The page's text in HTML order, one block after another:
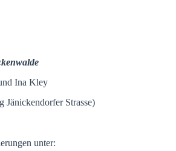
Ina Kley
Jänickendorfer Strasse)
unter: